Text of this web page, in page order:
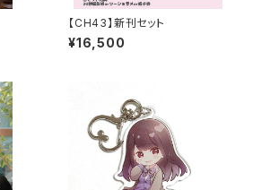
【CH43】新刊セット
¥16,500